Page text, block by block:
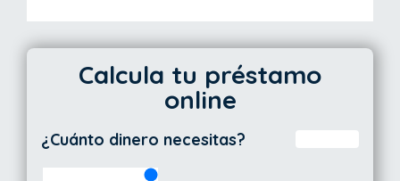
Calcula tu préstamo
online
¿Cuánto dinero necesitas?